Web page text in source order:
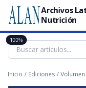
Archivos
Nutrición
Inicio / Ediciones / Volumen
100%